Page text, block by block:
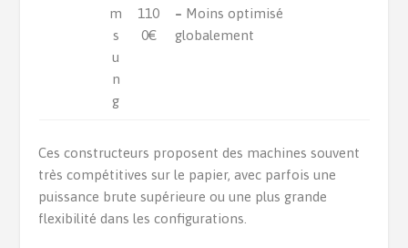
m
s
u
n
g
110
0€
– Moins optimisé
globalement
Ces constructeurs proposent des machines souvent
très compétitives sur le papier, avec parfois une
puissance brute supérieure ou une plus grande
flexibilité dans les configurations.